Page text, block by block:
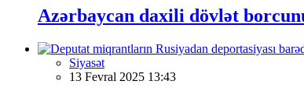
Azərbaycan daxili dövlət
Siyasət
13 Fevral 2025 13:43